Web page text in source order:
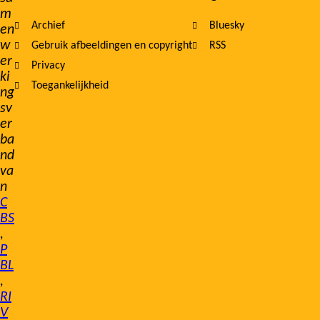
m
en
w
er
ki
ng
sv
er
ba
nd
va
n
C
BS
,
P
BL
,
RI
V
Archief
Gebruik afbeeldingen en copyright
Privacy
Toegankelijkheid
Bluesky
RSS